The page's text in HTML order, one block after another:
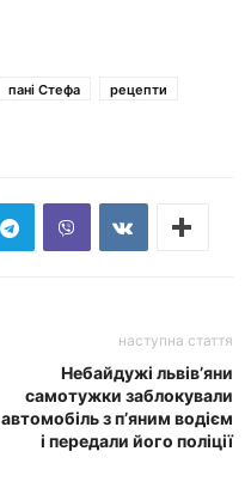
пані Стефа
рецепти
наступна стаття
Небайдужі львів’яни
самотужки заблокували
автомобіль з п’яним водієм
і передали його поліції